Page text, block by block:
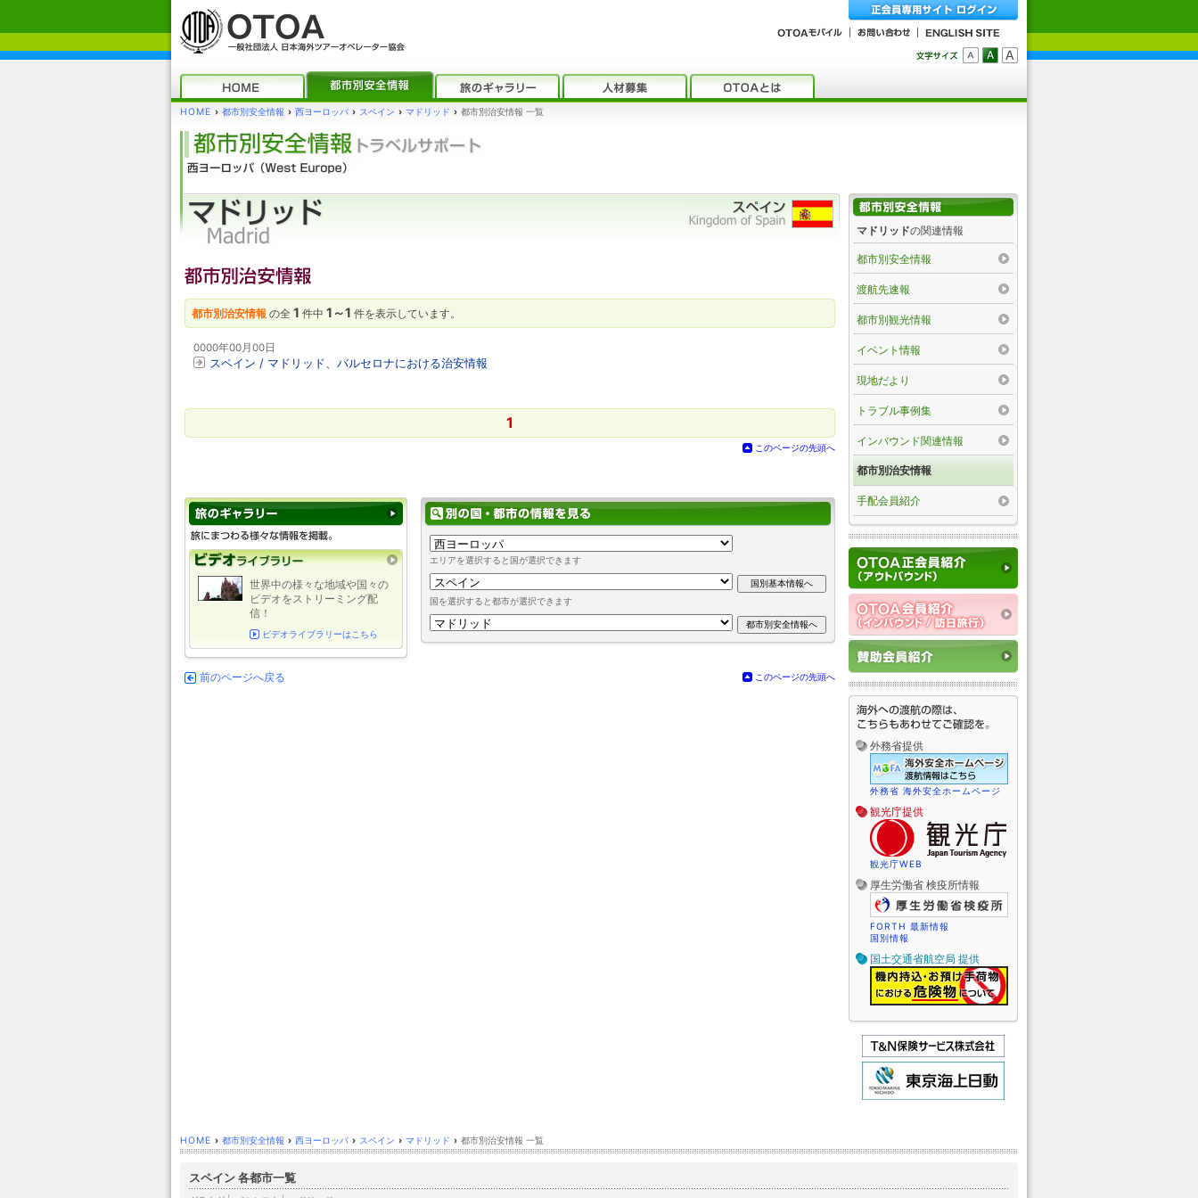
HOME › 都市別安全情報 › 西ヨーロッパ › スペイン › マドリッド › 都市別治安情報 一覧
都市別治安情報 の全 1 件中 1～1 件を表示しています。
0000年00月00日
スペイン / マドリッド、バルセロナにおける治安情報
1
このページの先頭へ
エリアを選択すると国が選択できます
国を選択すると都市が選択できます
世界中の様々な地域や国々の
ビデオをストリーミング配
信！
ビデオライブラリーはこちら
前のページへ戻る このページの先頭へ
マドリッドの関連情報
都市別安全情報
渡航先速報
都市別観光情報
イベント情報
現地だより
トラブル事例集
インバウンド関連情報
都市別治安情報
手配会員紹介
外務省提供
外務省 海外安全ホームページ
観光庁提供
観光庁WEB
厚生労働省 検疫所情報
FORTH 最新情報
国別情報
国土交通省航空局 提供
HOME › 都市別安全情報 › 西ヨーロッパ › スペイン › マドリッド › 都市別治安情報 一覧
スペイン 各都市一覧